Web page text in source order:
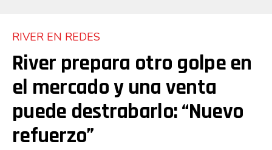
RIVER EN REDES
River prepara otro golpe en
el mercado y una venta
puede destrabarlo: “Nuevo
refuerzo”